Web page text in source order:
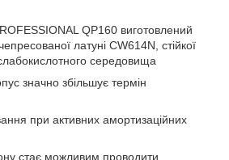
QP160 виготовлений
латуні CW614N, стійкої
середовища
значно збільшує термін
при активних амортизаційних
стає можливим проводити